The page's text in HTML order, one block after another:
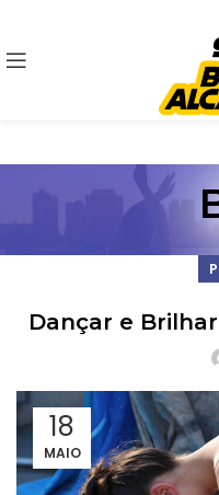
Dançar e
18
MAIO